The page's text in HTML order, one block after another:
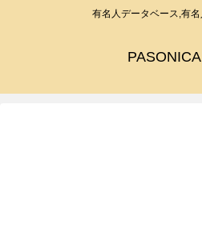
有名人データベース,有